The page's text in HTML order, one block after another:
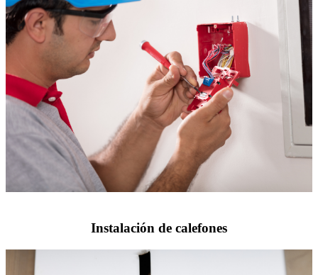
Instalación de calefones